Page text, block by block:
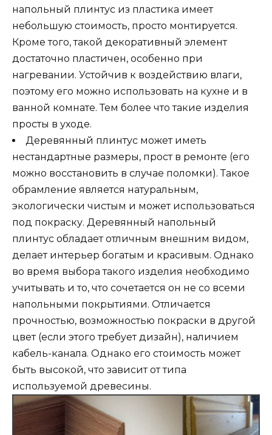
напольный плинтус из пластика имеет
небольшую стоимость, просто монтируется.
Кроме того, такой декоративный элемент
достаточно пластичен, особенно при
нагревании. Устойчив к воздействию влаги,
поэтому его можно использовать на кухне и в
ванной комнате. Тем более что такие изделия
просты в уходе.
Деревянный плинтус может иметь
нестандартные размеры, прост в ремонте (его
можно восстановить в случае поломки). Такое
обрамление является натуральным,
экологически чистым и может использоваться
под покраску. Деревянный напольный
плинтус обладает отличным внешним видом,
делает интерьер богатым и красивым. Однако
во время выбора такого изделия необходимо
учитывать и то, что сочетается он не со всеми
напольными покрытиями. Отличается
прочностью, возможностью покраски в другой
цвет (если этого требует дизайн), наличием
кабель-канала. Однако его стоимость может
быть высокой, что зависит от типа
используемой древесины.